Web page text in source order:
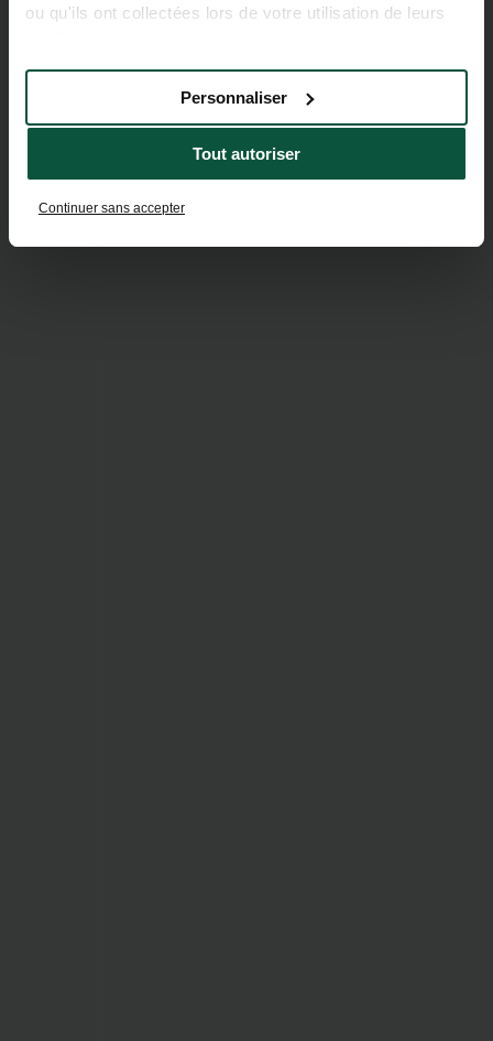
ou qu'ils ont collectées lors de votre utilisation de leurs
Tout autoriser
Personnaliser
Continuer sans accepter